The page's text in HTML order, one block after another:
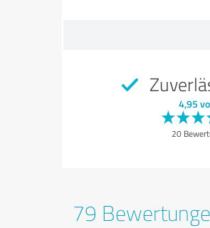
4,95
20
79